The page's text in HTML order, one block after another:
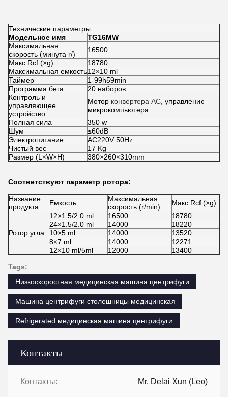
Контакты
Контакты: Mr. Delai Xun (Leo)
Технические параметры
Модельное имя
TG16MW
Максимальная
скорость (минута r/)
16500
Макс Rcf (×g)
18780
Максимальная емкость12×10 ml
Таймер
1-99h59min
Программа бега
20 наборов
Контроль и
управляющее
устройство
Мотор конвертера AC , управление
микрокомпьютера
Полная сила
350 w
Шум
≤60dB
Электропитание
AC220V 50Hz
Чистый вес
17 Kg
Размер (L×W×H)
380×260×310mm
Соответствуют параметр ротора:
Название
продукта
Емкость
Максимальная
скорость (r/min)
Макс Rcf (×g)
Ротор угла
12×1.5/2.0 ml 16500
18780
24×1.5/2.0 ml
14000
18220
10×5 ml
14000
13520
8×7 ml
14000
12271
12×10 ml/5ml
12000
13400
Tags:
Низкоскоростная медицинская машина центрифуги
Машина центрифуги столешницы медицинская
Refrigerated медицинская машина центрифуги